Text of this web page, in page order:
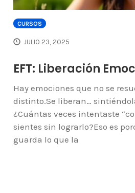
CURSOS
JULIO 23, 2025
EFT: Liberación
Hay emociones que no se
distinto.Se liberan…
¿Cuántas veces intentaste
sientes sin lograrlo?Eso es
guarda lo que la